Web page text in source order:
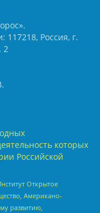
117218, Россия, г.
2
которых
Российской
Открытое
Американо-
развитию,